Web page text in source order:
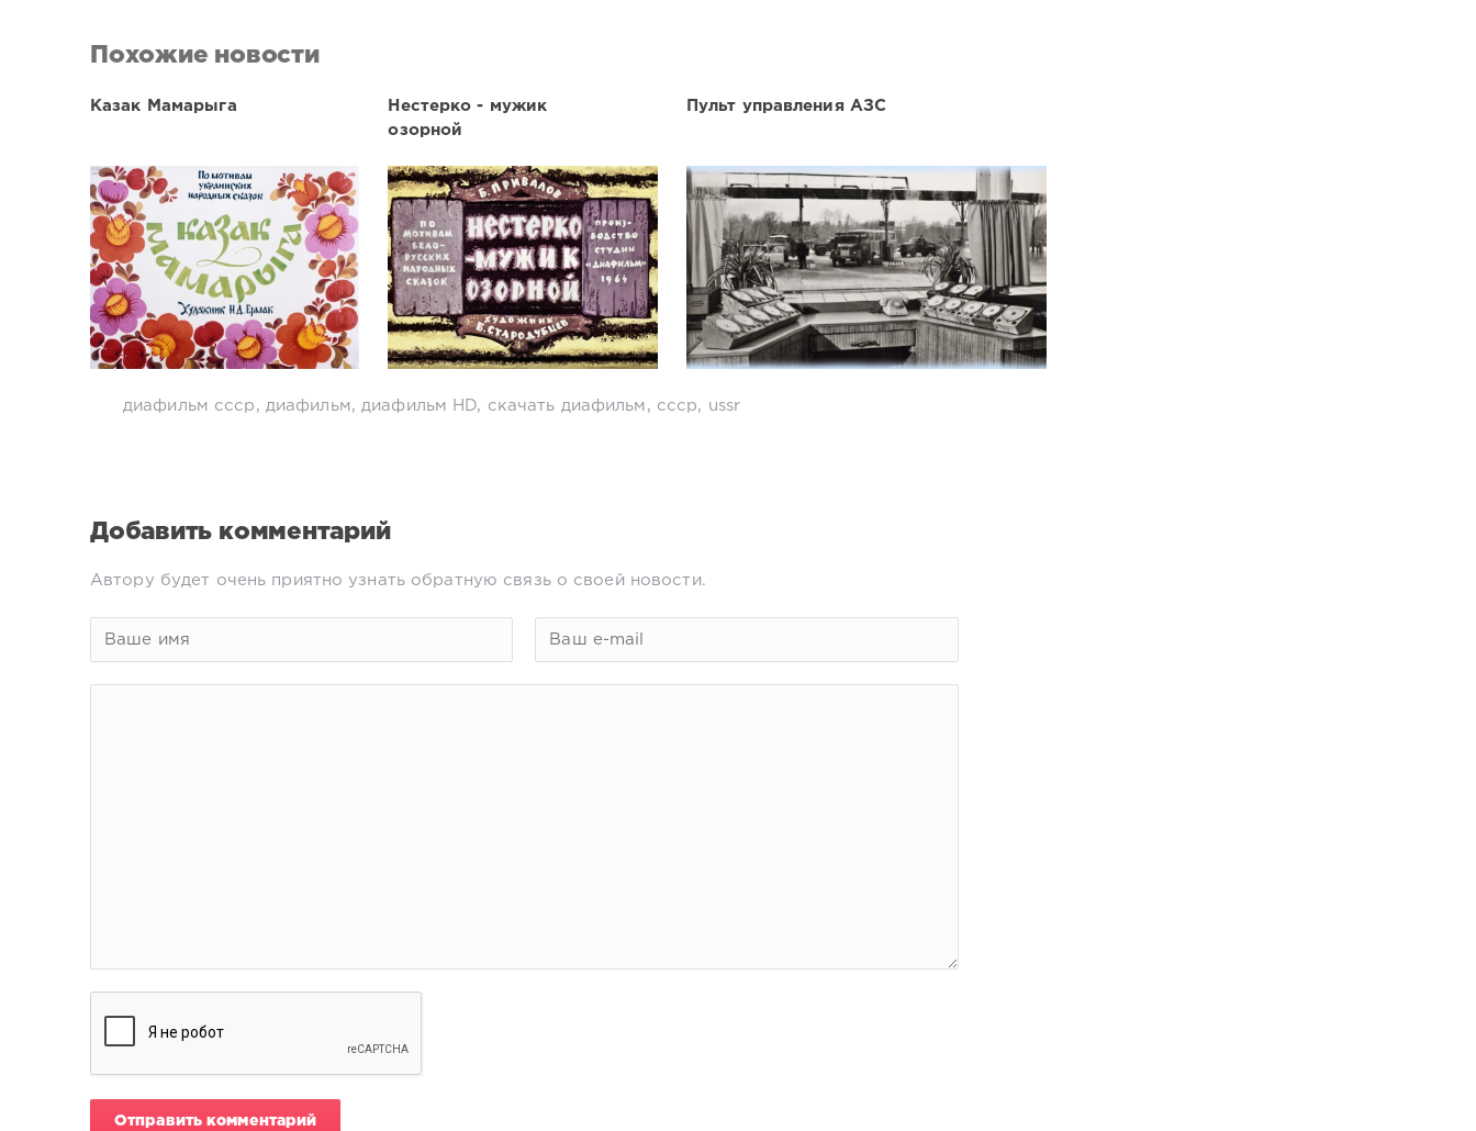
Похожие новости
Казак Мамарыга
Нестерко - мужик
озорной
Пульт управления АЗС
диафильм ссср , диафильм, диафильм HD, скачать диафильм , ссср, ussr
Добавить комментарий
Автору будет очень приятно узнать обратную связь о своей новости.
Отправить комментарий